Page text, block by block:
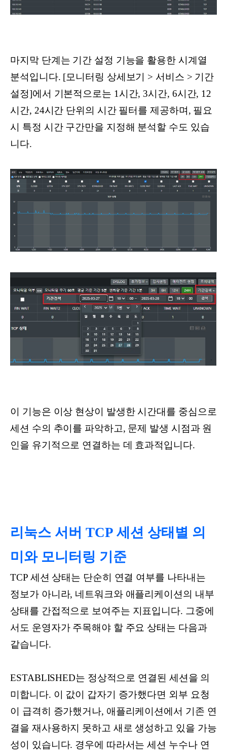
마지막 단계는 기간 설정 기능을 활용한 시계열
분석입니다. [모니터링 상세보기 > 서비스 > 기간
설정]에서 기본적으로는 1시간, 3시간, 6시간, 12
시간, 24시간 단위의 시간 필터를 제공하며, 필요
시 특정 시간 구간만을 지정해 분석할 수도 있습
니다.
이 기능은 이상 현상이 발생한 시간대를 중심으로
세션 수의 추이를 파악하고, 문제 발생 시점과 원
인을 유기적으로 연결하는 데 효과적입니다.
리눅스 서버 TCP 세션 상태별 의
미와 모니터링 기준
TCP 세션 상태는 단순히 연결 여부를 나타내는
정보가 아니라, 네트워크와 애플리케이션의 내부
상태를 간접적으로 보여주는 지표입니다. 그중에
서도 운영자가 주목해야 할 주요 상태는 다음과
같습니다.
ESTABLISHED는 정상적으로 연결된 세션을 의
미합니다. 이 값이 갑자기 증가했다면 외부 요청
이 급격히 증가했거나, 애플리케이션에서 기존 연
결을 재사용하지 못하고 새로 생성하고 있을 가능
성이 있습니다. 경우에 따라서는 세션 누수나 연